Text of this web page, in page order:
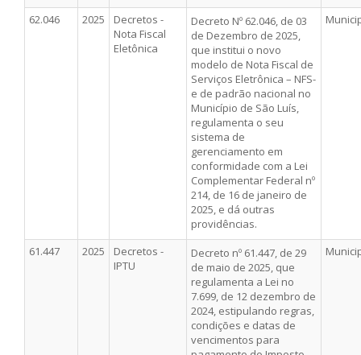
62.046 2025
Decretos -
Nota Fiscal
Eletônica
Decreto Nº 62.046, de 03
de Dezembro de 2025,
que institui o novo
modelo de Nota Fiscal de
Serviços Eletrônica – NFS-
e de padrão nacional no
Município de São Luís,
regulamenta o seu
sistema de
gerenciamento em
conformidade com a Lei
Complementar Federal nº
214, de 16 de janeiro de
2025, e dá outras
providências.
61.447 2025
Decretos -
IPTU
Decreto nº 61.447, de 29
de maio de 2025, que
regulamenta a Lei no
7.699, de 12 dezembro de
2024, estipulando regras,
condições e datas de
vencimentos para